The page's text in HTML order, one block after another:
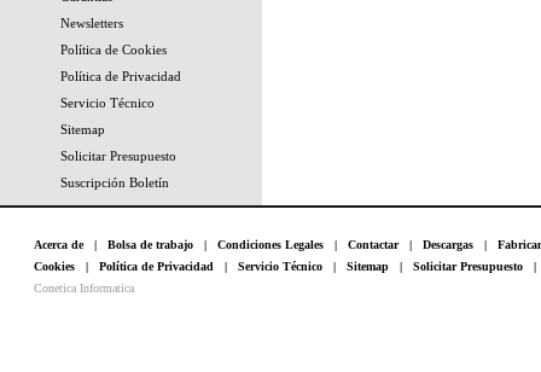
Newsletters
Política de Cookies
Política de Privacidad
Servicio Técnico
Sitemap
Solicitar Presupuesto
Suscripción Boletín
Acerca de| Bolsa de trabajo | Condiciones Legales | Contactar| Descargas |
Cookies | Política de Privacidad | Servicio Técnico | Sitemap | Solicitar Presupuesto
Conetica Informatica